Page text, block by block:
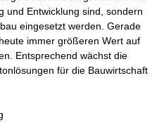
und Entwicklung sind, sondern
eingesetzt werden. Gerade
immer größeren Wert auf
Entsprechend wächst die
für die Bauwirtschaft